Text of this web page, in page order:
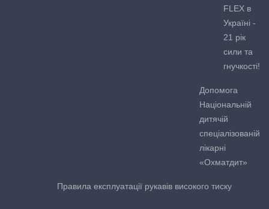
FLEX в
Україні -
21 рік
сили та
гнучкості!
Допомога
Національній
дитячій
спеціалізованій
лікарні
«Охматдит»
Правила експлуатації рукавів високого тиску